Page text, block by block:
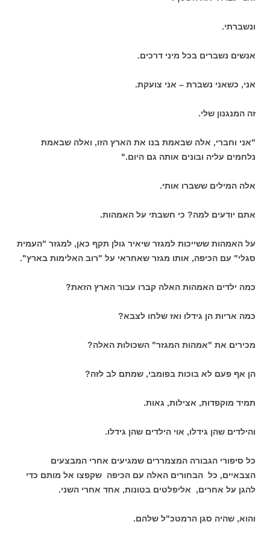
ונשברתי.
אנשים נשברים בכל מיני דרכים.
אני, כשאני נשברת – אני צועקת.
זה המנגנון שלי.
"אני וחברי, אלה שבאמת בנו את הארץ הזו, ואלה שבאמת
נלחמים עליה ובונים אותה גם היום."
אלה המילים ששברו אותי.
אתם יודעים למה? כי חשבתי על האמהות.
על האמהות ששייכות למגזר שיאיר גולן תקף כאן, למגזר "העמית
סגלי" עם הכיפה, אותו מגזר שאחראי על "רוב האלימות בארץ".
כמה ילדים האמהות האלה קברו עבור הארץ הזאת?
כמה אריות הן גידלו ואז שלחו לצבא?
מכירים את "אמהות המגזר" השכולות האלה?
הן אף פעם לא בוכות בפומבי, שמתם לב לזה?
תמיד מוקפדות, אצילות, גאות.
והילדים שהן גידלו, אוי הילדים שהן גידלו.
כל סיפורי הגבורה המצמררים שמגיעים אחרי המבצעים
הצבאיים, כל הבחורים האלה עם הכיפה שקפצו אל מותם כדי
להגן על אחרים, אליפלטים בטונות, אחד אחרי השני.
והוא, שהיה סגן הרמטכ"ל שלהם.